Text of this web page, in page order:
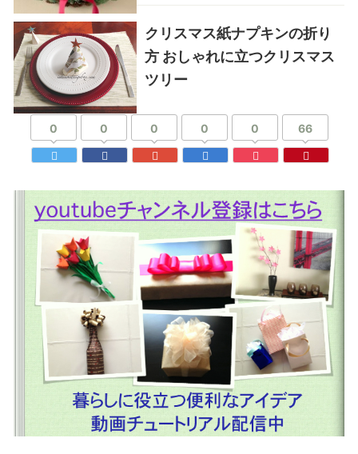
クリスマス紙ナプキンの折り
方 おしゃれに立つクリスマス
ツリー
0 0 0 0 0 66